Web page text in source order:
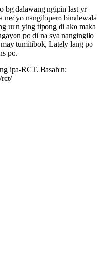
bg dalawang ngipin last yr
nedyo nangilopero binalewala
uun ying tipong di ako maka
po di na sya nangingilo
may tumitibok, Lately lang po
po.
ipa-RCT. Basahin:
rct/